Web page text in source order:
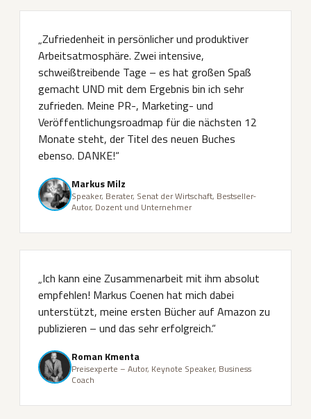
„Zufriedenheit in persönlicher und produktiver
Arbeitsatmosphäre. Zwei intensive,
schweißtreibende Tage – es hat großen Spaß
gemacht UND mit dem Ergebnis bin ich sehr
zufrieden. Meine PR-, Marketing- und
Veröffentlichungsroadmap für die nächsten 12
Monate steht, der Titel des neuen Buches
ebenso. DANKE!“
Markus Milz
Speaker, Berater, Senat der Wirtschaft, Bestseller-
Autor, Dozent und Unternehmer
„Ich kann eine Zusammenarbeit mit ihm absolut
empfehlen! Markus Coenen hat mich dabei
unterstützt, meine ersten Bücher auf Amazon zu
publizieren – und das sehr erfolgreich.“
Roman Kmenta
Preisexperte – Autor, Keynote Speaker, Business
Coach